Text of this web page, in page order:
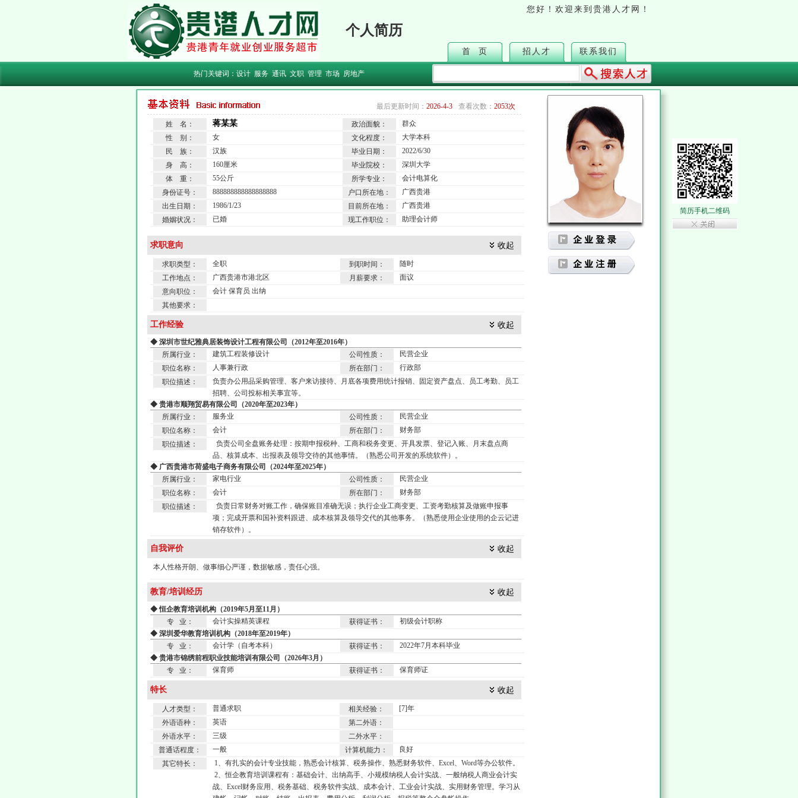
您好！欢迎来到贵港人才网！
个人简历
首 页 招人才 联系我们
热门关键词： 设计 服务 通讯 文职 管理 市场 房地产
最后更新时间： 2026-4-3 查看次数： 2053次
姓 名： 蒋某某 政治面貌：
群众
性 别：
女 文化程度：
大学本科
民 族：
汉族 毕业日期：
2022/6/30
身 高：
160厘米 毕业院校：
深圳大学
体 重：
55公斤 所学专业：
会计电算化
身份证号：
888888888888888888 户口所在地：
广西贵港
出生日期：
1986/1/23 目前所在地：
广西贵港
婚姻状况：
已婚 现工作职位： 助理会计师
求职意向 收起
求职类型： 全职 到职时间：
随时
工作地点：
广西贵港市港北区 月薪要求：
面议
意向职位：
会计 保育员 出纳
其他要求：
工作经验 收起
◆ 深圳市世纪雅典居装饰设计工程有限公司（2012年至2016年）
所属行业：
建筑工程装修设计 公司性质：
民营企业
职位名称：
人事兼行政 所在部门：
行政部
职位描述：
负责办公用品采购管理、客户来访接待、月底各项费用统计报销、固定资产盘点、员工考勤、员工
招聘、公司投标相关事宜等。
◆ 贵港市顺翔贸易有限公司（2020年至2023年）
所属行业：
服务业 公司性质：
民营企业
职位名称：
会计 所在部门：
财务部
职位描述：
负责公司全盘账务处理：按期申报税种、工商和税务变更、开具发票、登记入账、月末盘点商
品、核算成本、出报表及领导交待的其他事情。（熟悉公司开发的系统软件）。
◆ 广西贵港市荷盛电子商务有限公司（2024年至2025年）
所属行业：
家电行业 公司性质：
民营企业
职位名称：
会计 所在部门：
财务部
职位描述：
负责日常财务对账工作，确保账目准确无误；执行企业工商变更、工资考勤核算及做账申报事
项；完成开票和国补资料跟进、成本核算及领导交代的其他事务。（熟悉使用企业使用的企云记进
销存软件）。
自我评价 收起
本人性格开朗、做事细心严谨，数据敏感，责任心强。
教育/培训经历 收起
◆ 恒企教育培训机构（2019年5月至11月）
专 业：
会计实操精英课程 获得证书：
初级会计职称
◆ 深圳爱华教育培训机构（2018年至2019年）
专 业：
会计学（自考本科） 获得证书：
2022年7月本科毕业
◆ 贵港市锦绣前程职业技能培训有限公司（2026年3月）
专 业：
保育师 获得证书： 保育师证
特长 收起
人才类型： 普通求职 相关经验：
[7]年
外语语种：
英语
第二外语：
外语水平：
三级
二外水平：
普通话程度：
一般 计算机能力：
良好
其它特长：
1、有扎实的会计专业技能，熟悉会计核算、税务操作、熟悉财务软件、Excel、Word等办公软件。
2、恒企教育培训课程有：基础会计、出纳高手、小规模纳税人会计实战、一般纳税人商业会计实
战、Excel财务应用、税务基础、税务软件实战、成本会计、工业会计实战、实用财务管理。学习从
简历手机二维码